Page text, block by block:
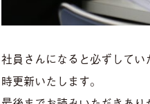
社員さんになると必ずして
時更新いたします。